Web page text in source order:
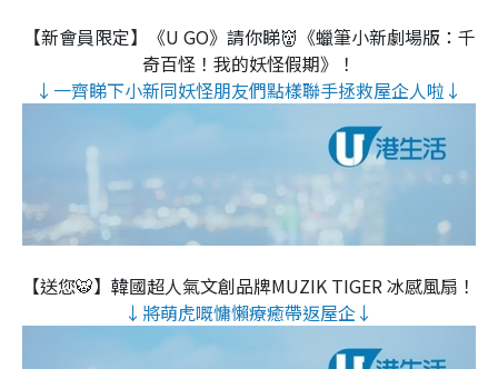
【新會員限定】《U GO》請你睇👹《蠟筆小新劇場版：千
奇百怪！我的妖怪假期》！
↓一齊睇下小新同妖怪朋友們點樣聯手拯救屋企人啦↓
【送您🐯】韓國超人氣文創品牌MUZIK TIGER 冰感風扇！
↓將萌虎嘅慵懶療癒帶返屋企↓